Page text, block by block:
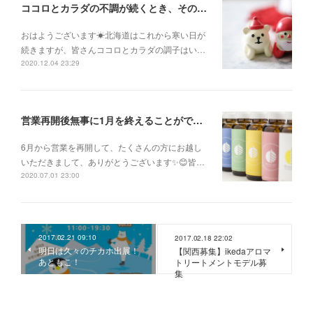
ココロとカラダの不調が続くとき、そのままにして諦めないで！
おはようございます☀北海道はこれから寒い日が
続きますが、皆さんココロとカラダの調子はい…
2020.12.04 23:29
営業再開後無事に1月を終えることができました✨
6月から営業を再開して、たくさんの方にお越し
いただきまして、ありがとうございます✨😊皆…
2020.07.01 23:00
2017.02.21 09:10
明日は久々のチカホ出展！
あともこ！
2017.02.18 22:02
【関西募集】ikedaアロマ
トリートメントモデル募
集